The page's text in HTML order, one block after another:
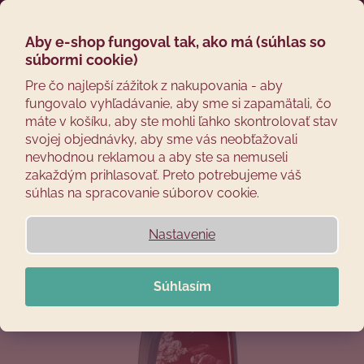
Aby e-shop fungoval tak, ako má (súhlas so
súbormi cookie)
Pre čo najlepší zážitok z nakupovania - aby
fungovalo vyhľadávanie, aby sme si zapamätali, čo
máte v košíku, aby ste mohli ľahko skontrolovať stav
svojej objednávky, aby sme vás neobťažovali
nevhodnou reklamou a aby ste sa nemuseli
zakaždým prihlasovať. Preto potrebujeme váš
súhlas na spracovanie súborov cookie.
Nastavenie
Súhlasím
Prejsť
obsah
košík
NOVINKA
Späť
Č
o
p
o
e
u
e